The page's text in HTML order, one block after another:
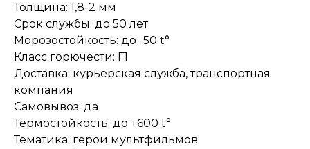
Толщина: 1,8-2 мм
Срок службы: до 50 лет
Морозостойкость: до -50 t°
Класс горючести: Г1
Доставка: курьерская служба, транспортная
компания
Самовывоз: да
Термостойкость: до +600 t°
Тематика: герои мультфильмов